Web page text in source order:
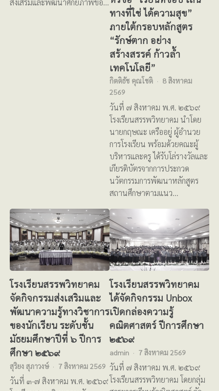
ส่งเสริมและพัฒนาศักยภาพขอ…
ทางที่ใช่ ได้ความสุข”
ภายใต้กรอบหลักสูตร
“รักษ์ตาก อย่าง
สร้างสรรค์ ก้าวล้ำ
เทคโนโลยี”
กิตติธัช คุณโชติ
8 สิงหาคม
2569
วันที่ ๗ สิงหาคม พ.ศ. ๒๕๖๙
โรงเรียนสรรพวิทยาคม นำโดย
นายกฤษณะ เครืออยู่ ผู้อำนวย
การโรงเรียน พร้อมด้วยคณะผู้
บริหารและครู ได้รับโล่รางวัลและ
เกียรติบัตรจากการประกวด
นวัตกรรมการพัฒนาหลักสูตร
สถานศึกษาตามแนว…
โรงเรียนสรรพวิทยาคม
จัดกิจกรรมส่งเสริมและ
พัฒนาความรู้ทางวิชาการ
ของนักเรียน ระดับชั้น
มัธยมศึกษาปีที่ ๖ ปีการ
ศึกษา ๒๕๖๙
สุริยง สุภาวงษ์ 7 สิงหาคม 2569
วันที่ ๓-๗ สิงหาคม พ.ศ. ๒๕๖๙
โรงเรียนสรรพวิทยาคม
ได้จัดกิจกรรม Unbox
เปิดกล่องความรู้
คณิตศาสตร์ ปีการศึกษา
๒๕๖๙
admin 7 สิงหาคม 2569
วันที่ ๗ สิงหาคม พ.ศ. ๒๕๖๙
โรงเรียนสรรพวิทยาคม โดยกลุ่ม